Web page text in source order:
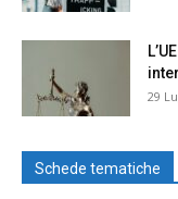
29
Schede tematiche